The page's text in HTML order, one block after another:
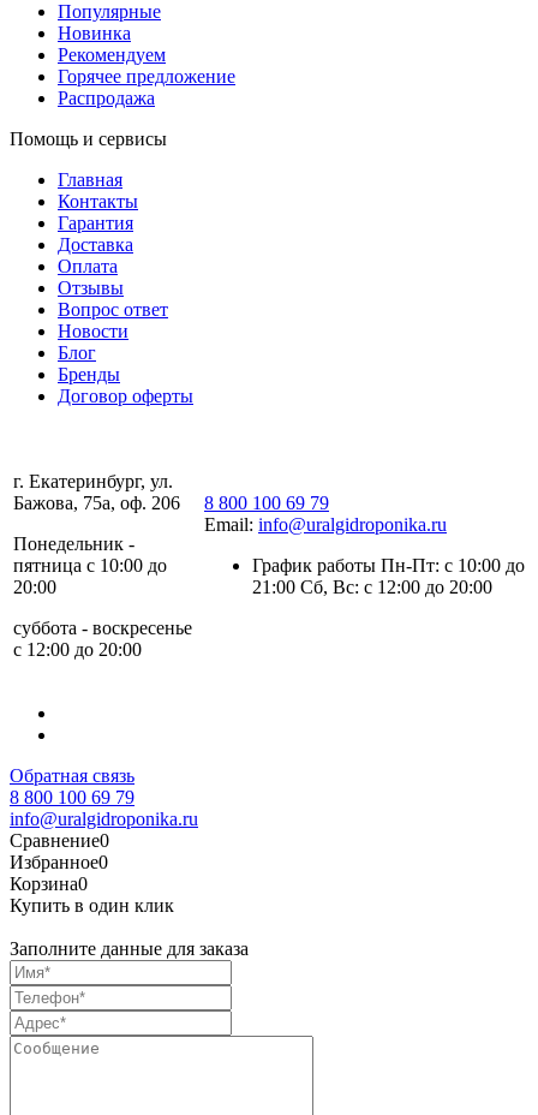
Популярные
Новинка
Рекомендуем
Горячее предложение
Распродажа
Помощь и сервисы
Главная
Контакты
Гарантия
Доставка
Оплата
Отзывы
Вопрос ответ
Новости
Блог
Бренды
Договор оферты
г. Екатеринбург, ул.
Бажова, 75а, оф. 206
Понедельник -
пятница с 10:00 до
20:00
суббота - воскресенье
с 12:00 до 20:00
8 800 100 69 79
Email: info@uralgidroponika.ru
График работы Пн-Пт: с 10:00 до
21:00 Сб, Вс: с 12:00 до 20:00
Обратная связь
8 800 100 69 79
info@uralgidroponika.ru
Сравнение0
Избранное0
Корзина0
Купить в один клик
Заполните данные для заказа